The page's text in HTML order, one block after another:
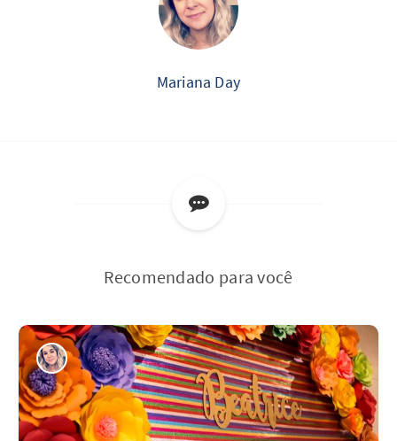
Mariana Day
Recomendado para você